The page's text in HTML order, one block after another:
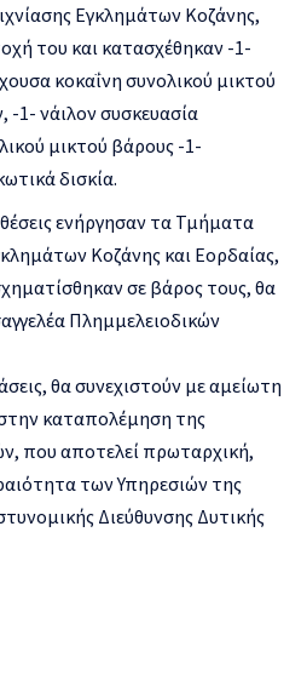
Εγκλημάτων Κοζάνης,
του και κατασχέθηκαν -1-
κοκαΐνη συνολικού μικτού
1- νάιλον συσκευασία
μικτού βάρους -1-
δισκία.
ενήργησαν τα Τμήματα
Κοζάνης και Εορδαίας,
σε βάρος τους, θα
Πλημμελειοδικών
θα συνεχιστούν με αμείωτη
καταπολέμηση της
που αποτελεί πρωταρχική,
των Υπηρεσιών της
Διεύθυνσης Δυτικής